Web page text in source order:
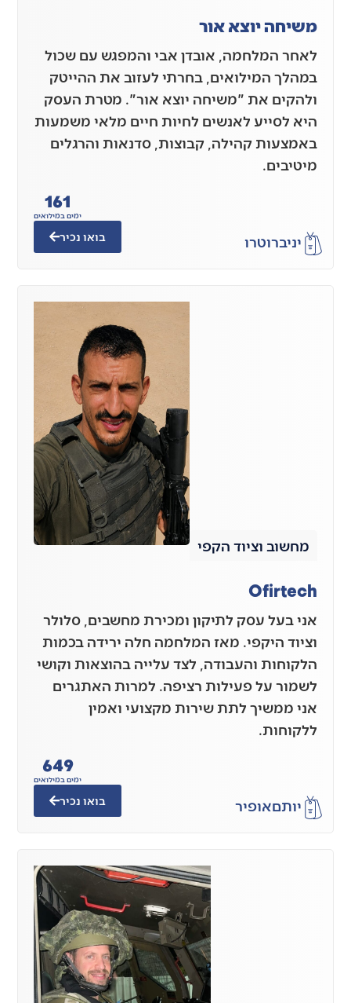
משיחה יוצא אור
לאחר המלחמה, אובדן אבי והמפגש עם שכול
במהלך המילואים, בחרתי לעזוב את ההייטק
ולהקים את "משיחה יוצא אור". מטרת העסק
היא לסייע לאנשים לחיות חיים מלאי משמעות
באמצעות קהילה, קבוצות, סדנאות והרגלים
מיטיבים.
יניברוטרו
ימים במילואים
161
בואו נכיר
מחשוב וציוד הקפי
Ofirtech
אני בעל עסק לתיקון ומכירת מחשבים, סלולר
וציוד היקפי. מאז המלחמה חלה ירידה בכמות
הלקוחות והעבודה, לצד עלייה בהוצאות וקושי
לשמור על פעילות רציפה. למרות האתגרים
אני ממשיך לתת שירות מקצועי ואמין
ללקוחות.
יותםאופיר
ימים במילואים
649
בואו נכיר